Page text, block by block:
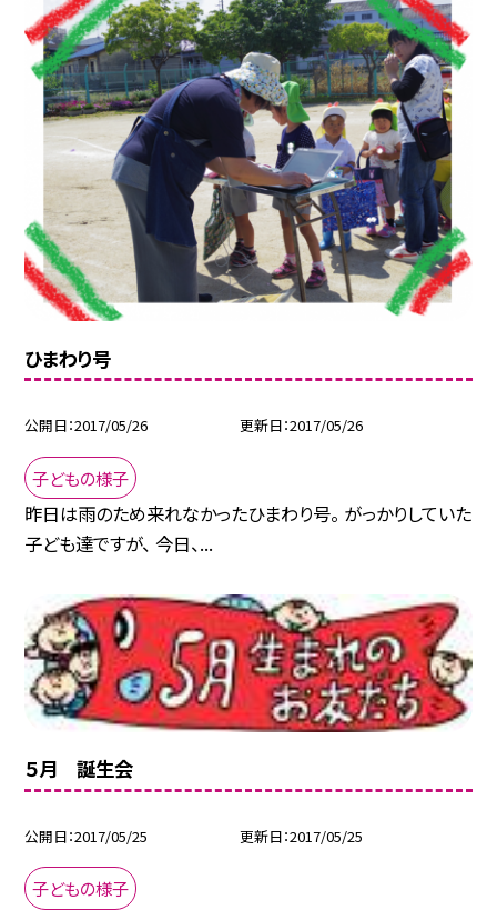
ひまわり号
公開日 2017/05/26 更新日 2017/05/26
子どもの様子
昨日は雨のため来れなかったひまわり号。 がっかりしていた
子ども達ですが、 今日、...
５月 誕生会
公開日 2017/05/25 更新日 2017/05/25
子どもの様子